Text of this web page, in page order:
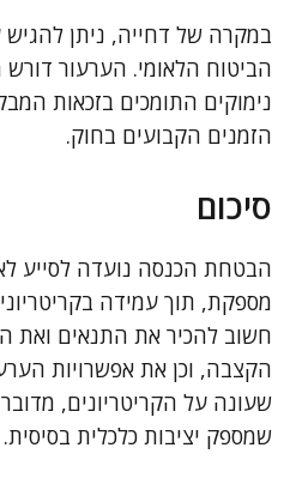
במקרה של דחייה, ניתן
הביטוח הלאומי. הערעור
נימוקים התומכים בזכאות
הזמנים הקבועים בחוק.
סיכום
הבטחת הכנסה נועדה לסייע
מספקת, תוך עמידה
חשוב להכיר את התנאים ואת
הקצבה, וכן את אפשרויות
שעונה על הקריטריונים,
שמספק יציבות כלכלית בסיסית.